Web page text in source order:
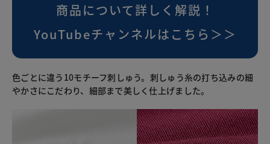
商品について詳しく解説！
YouTubeチャンネルはこちら＞＞
色ごとに違う10モチーフ刺しゅう。刺しゅう糸の打ち込みの細
やかさにこだわり、細部まで美しく仕上げました。